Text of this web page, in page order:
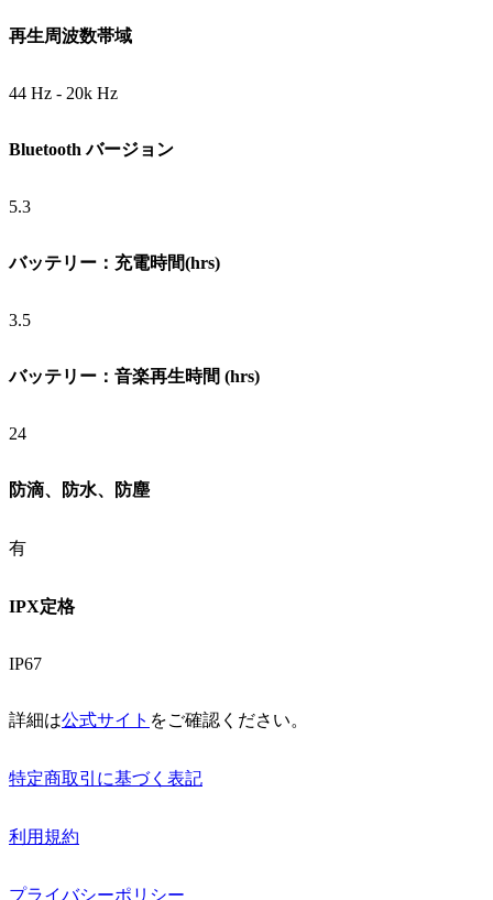
再生周波数帯域
44 Hz - 20k Hz
Bluetooth バージョン
5.3
バッテリー：充電時間(hrs)
3.5
バッテリー：音楽再生時間 (hrs)
24
防滴、防水、防塵
有
IPX定格
IP67
詳細は公式サイト をご確認ください。
特定商取引に基づく表記
利用規約
プライバシーポリシー